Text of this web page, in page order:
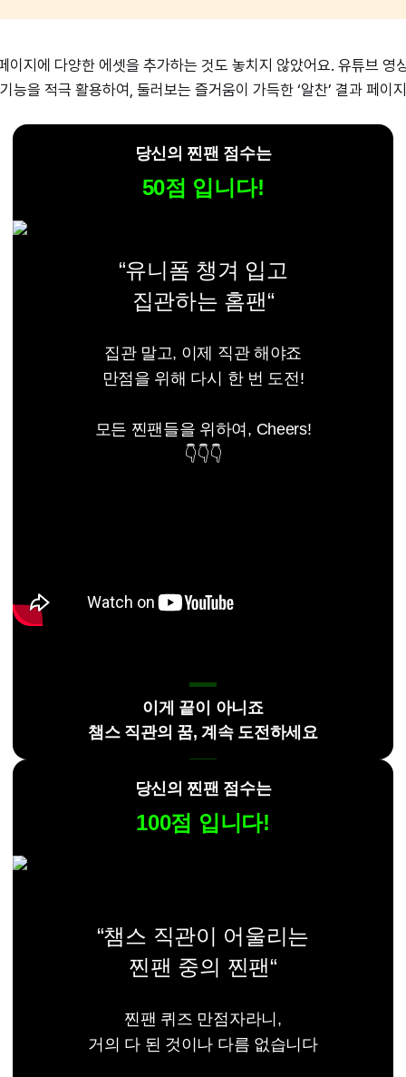
이지에 다양한 에셋을 추가하는 것도 놓치지 않았어요. 유튜브 영
능을 적극 활용하여, 둘러보는 즐거움이 가득한 ‘알찬’ 결과 페이